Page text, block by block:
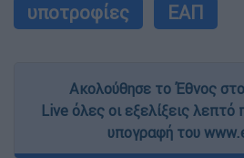
υποτροφίες
ΕΑΠ
Ακολούθησε το Έθνος
Live όλες οι εξελίξεις
υπογραφή του